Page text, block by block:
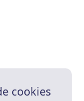
cookies